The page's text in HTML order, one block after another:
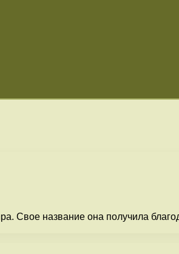
Свое название она получила